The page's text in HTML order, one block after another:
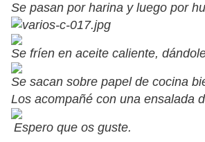
Se pasan por harina y luego por
Se fríen en aceite caliente,
Se sacan sobre papel de cocina
Los acompañé con una ensalada
Espero que os guste.